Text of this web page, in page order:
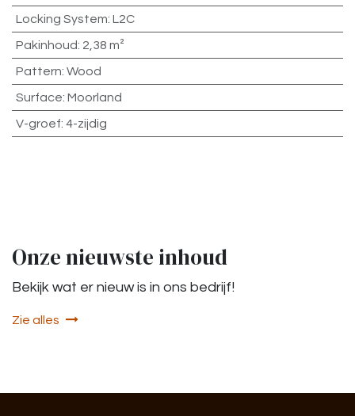
Locking System: L2C
Pakinhoud: 2,38 m²
Pattern: Wood
Surface: Moorland
V-groef: 4-zijdig
Onze nieuwste inhoud
Bekijk wat er nieuw is in ons bedrijf!
Zie alles